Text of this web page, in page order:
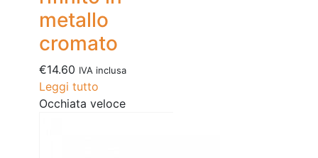
metallo
cromato
€14.60 IVA inclusa
Leggi tutto
Occhiata veloce